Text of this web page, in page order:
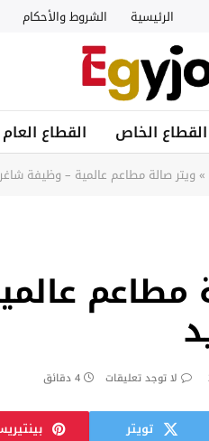
الرئيسية الشروط والأحكام
القطاع الخاص القطاع العام
» ويتر صالة مطاعم عالمية – وظيفة
مطاعم
لا توجد تعليقات 4 دقائق
تويتر